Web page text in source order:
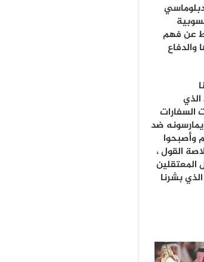
عن فهم
والدفاع
السفارات
ضد
وأصبحوا
القول ،
المعتقلين
بشرنا